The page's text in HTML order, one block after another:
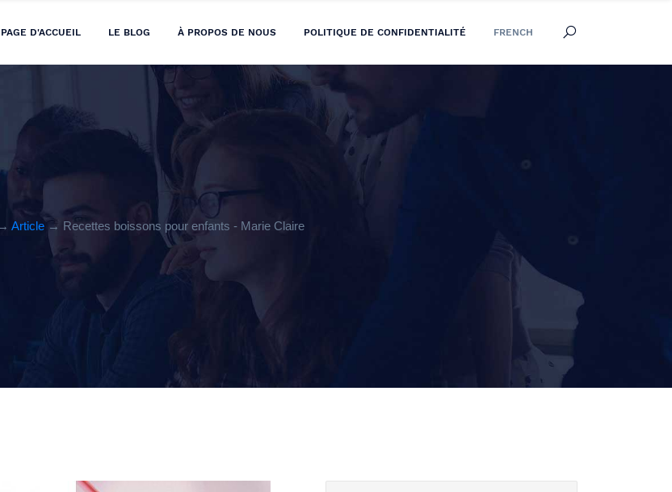
PAGE D'ACCUEIL LE BLOG À PROPOS DE NOUS POLITIQUE DE CONFIDENTIALITÉ FRENCH
Article→ Recettes boissons pour enfants - Marie Claire